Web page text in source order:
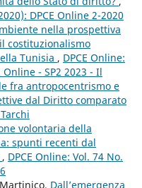
DPCE Online 2-2020
nella prospettiva
costituzionalismo
Tunisia , DPCE Online:
Online - SP2 2023 - Il
fra antropocentrismo e
dal Diritto comparato
volontaria della
spunti recenti dal
, DPCE Online: Vol. 74 No.
Dall’emergenza